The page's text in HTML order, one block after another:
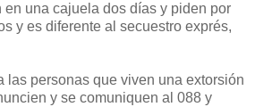
en una cajuela dos días y piden por
y es diferente al secuestro exprés,
las personas que viven una extorsión
y se comuniquen al 088 y